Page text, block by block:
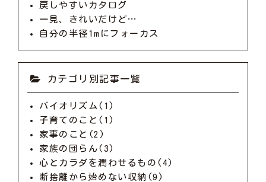
戻しやすいカタログ
一見、きれいだけど…
自分の半径1mにフォーカス
カテゴリ別記事一覧
バイオリズム(1)
子育てのこと(1)
家事のこと(2)
家族の団らん(3)
心とカラダを潤わせるもの(4)
断捨離から始めない収納(9)